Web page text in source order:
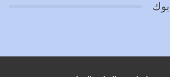
الكريم، وأن نتثقف بثقافة القرآن الكريم
في الحديث في التفسير في الفقه في فنون